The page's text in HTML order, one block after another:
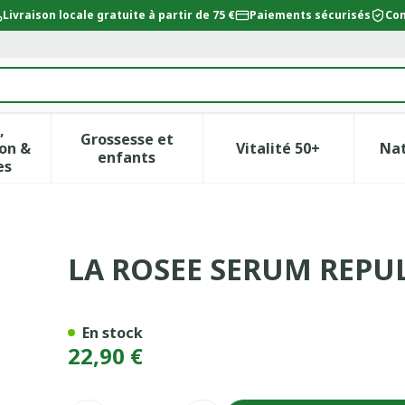
Livraison locale gratuite à partir de 75 € Paiements sécurisés
la catégorie Beauté, soins et hygiène
&le sous-menu pour la catégorie Régime,
Grossesse et
enfantsAfficher le sous-menu pour la
Vitalité 50+Afficher le sous-
30ML
LA ROSEE SERUM
22,90 €
En stock